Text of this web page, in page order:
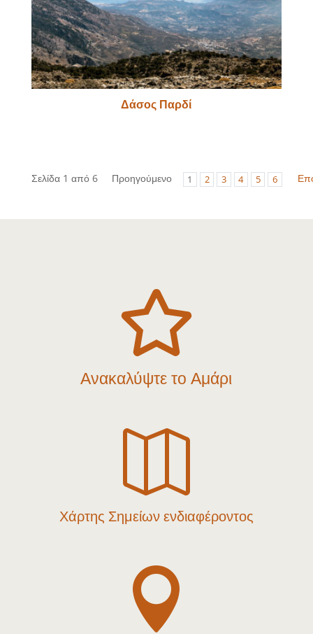
Δάσος Παρδί
Σελίδα 1 από 6 Προηγούμενο 1 2 3 4 5 6

Ανακαλύψτε το Αμάρι

Χάρτης Σημείων ενδιαφέροντος
